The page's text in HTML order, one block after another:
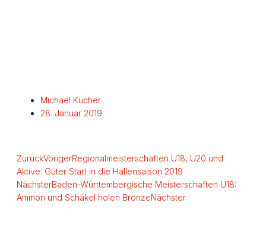
Michael Kucher
28. Januar 2019
ZurückVorigerRegionalmeisterschaften U18, U20 und
Aktive: Guter Start in die Hallensaison 2019
NächsterBaden-Württembergische Meisterschaften U18:
Ammon und Schäkel holen BronzeNächster